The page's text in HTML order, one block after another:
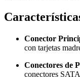
Conector
con tarjetas
Conectores de
conectores SATA